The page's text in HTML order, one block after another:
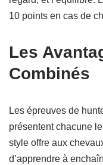
10 points en cas de
Les
Combinés
Les épreuves de
présentent chacune
style offre aux
d’apprendre à